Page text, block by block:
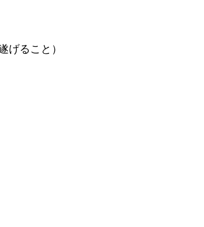
げること）